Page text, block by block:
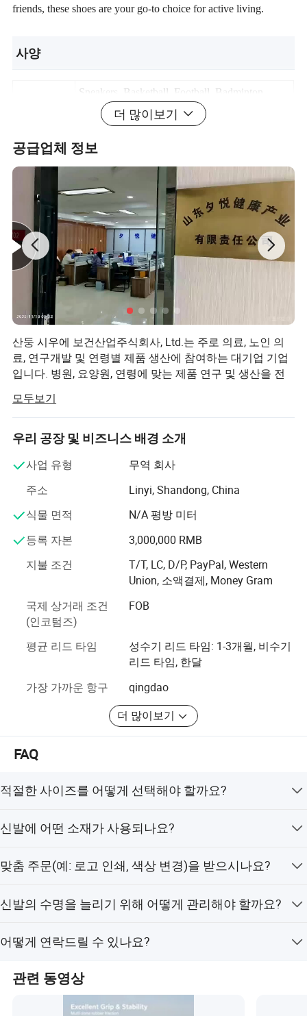
friends, these shoes are your go-to choice for active living.
사양
Sneakers, Basketball. Football. Badminton,
Golf. Hiking Sport Shoes, Water Shoes,
Running Shoes, Fivyknit Shoes, Boots, Safety
Shoes,Lniection Shoes.Casual Shoes, Leather
Shoes, Fashion Shoes, Sandals, Slippers, Flip
Knited, Nylon, Mesh, Leather, PU,Suedeleather,
Canvas, PVC, Microfiber, Etc
Color
Standard Color Available, Special Color Based
On Pantone Color Available, Etc
Logo
Offset Print, Emboss Print, Rubber Piece, Hot
Seal, Embroidery, High Frequency
Outsole
EVA, RUBBER, TPR, Phylon, PU, TPU,
PVC, Etc
Size
36-41 For Women, 40-45 For Men. If You Need
Another Size, Please Contact Us
Months, Of Season Lead Time:1 Month
Outsole
Seasons
Four seasons
Heel Height
Upper
Material
Not Waterproof
기능적 장점
STYLISH DESIGN
Merging sporty elements with trendy designs, our shoes allow
더 많이보기
공급업체 정보
산둥 시우에 보건산업주식회사, Ltd.는 주로 의료, 노인 의
료, 연구개발 및 연령별 제품 생산에 참여하는 대기업 기업
입니다. 병원, 요양원, 연령에 맞는 제품 연구 및 생산을 전
산은 산업 비즈니스의 한 분야입니다. 산둥 성 옌난 카운티
의 난산 산업 공원에 위치한 저희 신발 공장은 편안한 착용
감과 프리미엄 품질을 자랑하는 당사의 핵심 시대 제품 중
제조합니다.
2026년 초에 이 회사는 공식적으로 해외 무역 사업을 시작
했습니다. 모든 고객이 "우아함과 평화로움과 함께 걷고 삶
을 즐길 수 있도록" 원동력으로 인도하여 의료 및 연령별
R&D에 축적된 인체공학적 전문 지식, 건강 데이터 및 재료
혁신을 모든 신발 한 켤레의 설계 및 제조에 통합합니다. 오
늘날 우리는 동양의 사려 깊은 편안함을 전 세계에 가져다
줄 뿐만 아니라 전 세계 고객에게 서비스를 제공하는 더 큰
비전을 수용합니다. 우리는 안락과 안전, 위엄을 추구하는
것이 인간의 보편적인 포부 라는 것을 알고 있습니다.
신발이 전 세계 시장에 진출함에 따라, 우리는 상품보다 훨
씬 더 많은 것을 제공합니다. 과학적으로 검증된 "건강한 도
데이터와 전문 지식을 활용하여 다양한 지역의 기후 특성,
생활 습관, 일반적인 발 건강 문제에 맞춘 제품을 개선하고
혁신함으로써 "Xiyue Comfort"가 전 세계 모든 지역에 사려
깊게 적응할 수 있도록 보장합니다.
모두보기
우리 공장 및 비즈니스 배경 소개
사업 유형
무역 회사
주소
Linyi, Shandong, China
식물 면적
N/A 평방 미터
등록 자본
3,000,000 RMB
지불 조건
T/T, LC, D/P, PayPal, Western
Union, 소액결제, Money Gram
국제 상거래 조건
(인코텀즈)
FOB
평균 리드 타임
성수기 리드 타임: 1-3개월, 비수기
리드 타임, 한달
가장 가까운 항구
qingdao
더 많이보기
FAQ
적절한 사이즈를 어떻게 선택해야 할까요?
다. 각 제품 페이지에서 제공되는 사이즈 차트를 참고하여
나 운동화와 같이 발등을 덮는 스타일의 경우, 편안한 착용
감을 위해 한 사이즈 크게 선택하는 것을 권장합니다.
신발에 어떤 소재가 사용되나요?
되어 있습니다 (예: 천연 가죽, 인조 가죽, 메쉬, 고무, 캔버
으로 사용하며, 국제 품질 기준(REACH, FDA 규격 준수)을
충족합니다.
맞춤 주문(예: 로고 인쇄, 색상 변경)을 받으시나요?
신발의 수명을 늘리기 위해 어떻게 관리해야 할까요?
은 천과 가죽 컨디셔너로 닦고, 캔버스 신발은 햇빛이 직접
닿지 않는 곳에서 통풍이 잘 되도록 건조하세요. 신발은 모
양 유지를 위해 신발 안에 슈트리를 넣고 서늘하고 건조한
곳에 보관하세요.
어떻게 연락드릴 수 있나요?
세요.
관련 동영상